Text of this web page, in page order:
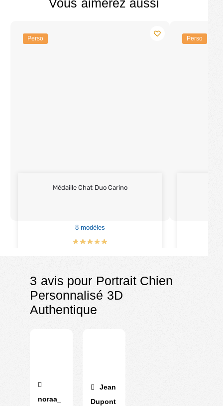
Vous aimerez aussi
Perso
Médaille Chat Duo Carino
8 modèles
Perso
3 avis pour Portrait Chien
Personnalisé 3D
Authentique
noraa_
Jean
Dupont